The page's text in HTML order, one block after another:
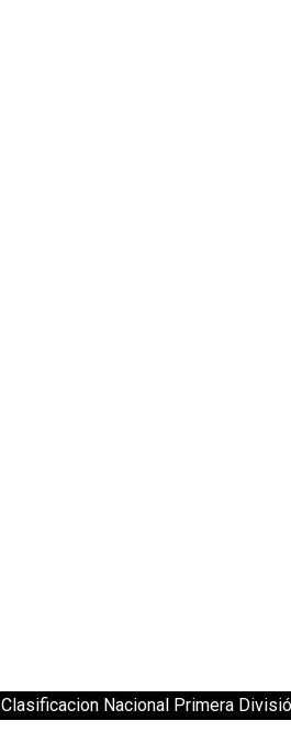
Clasificacion Nacional Primera